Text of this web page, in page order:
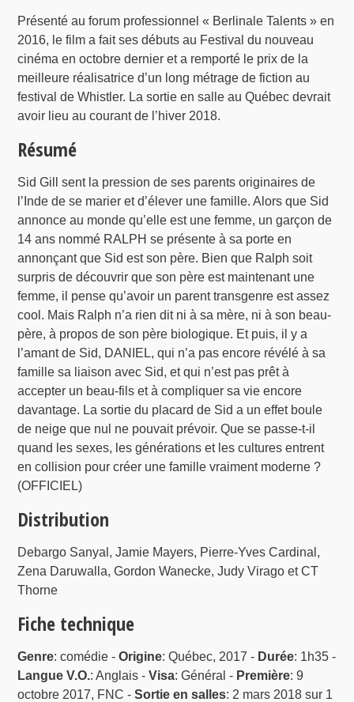
Présenté au forum professionnel « Berlinale Talents » en
2016, le film a fait ses débuts au Festival du nouveau
cinéma en octobre dernier et a remporté le prix de la
meilleure réalisatrice d’un long métrage de fiction au
festival de Whistler. La sortie en salle au Québec devrait
avoir lieu au courant de l’hiver 2018.
Résumé
Sid Gill sent la pression de ses parents originaires de
l’Inde de se marier et d’élever une famille. Alors que Sid
annonce au monde qu’elle est une femme, un garçon de
14 ans nommé RALPH se présente à sa porte en
annonçant que Sid est son père. Bien que Ralph soit
surpris de découvrir que son père est maintenant une
femme, il pense qu’avoir un parent transgenre est assez
cool. Mais Ralph n’a rien dit ni à sa mère, ni à son beau-
père, à propos de son père biologique. Et puis, il y a
l’amant de Sid, DANIEL, qui n’a pas encore révélé à sa
famille sa liaison avec Sid, et qui n’est pas prêt à
accepter un beau-fils et à compliquer sa vie encore
davantage. La sortie du placard de Sid a un effet boule
de neige que nul ne pouvait prévoir. Que se passe-t-il
quand les sexes, les générations et les cultures entrent
en collision pour créer une famille vraiment moderne ?
(OFFICIEL)
Distribution
Debargo Sanyal, Jamie Mayers, Pierre-Yves Cardinal,
Zena Daruwalla, Gordon Wanecke, Judy Virago et CT
Thorne
Fiche technique
Genre: comédie -Origine: Québec, 2017 - Durée: 1h35 -
Langue V.O.: Anglais -Visa: Général - Première: 9
octobre 2017, FNC -Sortie en salles: 2 mars 2018 sur 1